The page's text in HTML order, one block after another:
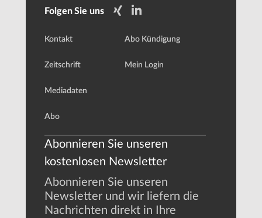
Folgen Sie uns
Kontakt
Zeitschrift
Mediadaten
Abo
Abo Kündigung
Mein Login
Abonnieren Sie unseren
kostenlosen Newsletter
Abonnieren Sie unseren
Newsletter und wir liefern die
Nachrichten direkt in Ihre